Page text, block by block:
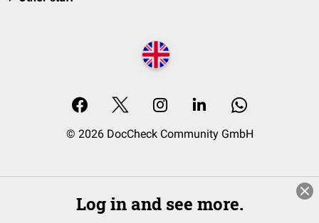
© 2026 DocCheck Community GmbH
Log in and see more.